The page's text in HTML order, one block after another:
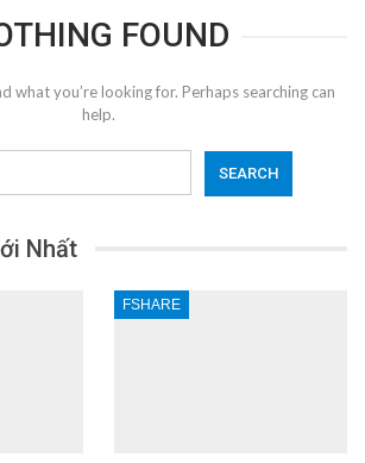
FOUND
what you’re looking for. Perhaps searching can
help.
Nhất
FSHARE